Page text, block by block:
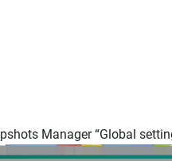
Manager “Global